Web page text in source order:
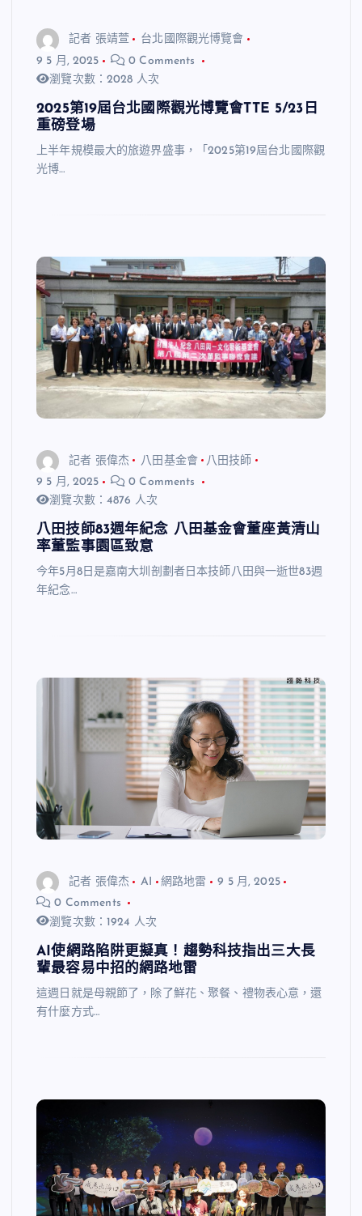
記者 張靖萱
台北國際觀光博覽會
9 5 月, 2025
0 Comments
瀏覽次數：2028 人次
2025第19屆台北國際觀光博覽會TTE 5/23日
重磅登場
上半年規模最大的旅遊界盛事，「2025第19屆台北國際觀
光博…
記者 張偉杰 八田基金會
八田技師
9 5 月, 2025
0 Comments
瀏覽次數：4876 人次
八田技師83週年紀念 八田基金會董座黃清山
率董監事園區致意
今年5月8日是嘉南大圳剖劃者日本技師八田與一逝世83週
年紀念…
記者 張偉杰 AI 網路地雷
9 5 月, 2025
0 Comments
瀏覽次數：1924 人次
AI使網路陷阱更擬真！趨勢科技指出三大長
輩最容易中招的網路地雷
這週日就是母親節了，除了鮮花、聚餐、禮物表心意，還
有什麼方式…